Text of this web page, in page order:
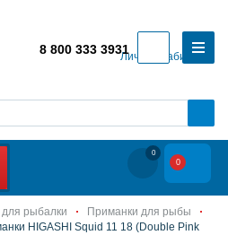
Личный кабинет
8 800 333 3931
0
0
рыбалки
Приманки для рыбы
HIGASHI Squid 11 18 (Double Pink